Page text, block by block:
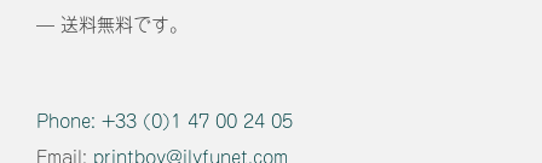
— 送料無料です。
Phone: +33 (0)1 47 00 24 05
Email: printboy@ilyfunet.com